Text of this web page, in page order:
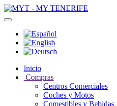
Inicio
Compras
Centros Comerciales
Coches y Motos
Comestibles y Bebidas